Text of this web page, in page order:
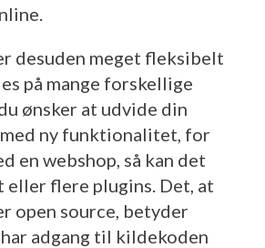
desuden meget fleksibelt
på mange forskellige
ønsker at udvide din
ny funktionalitet, for
en webshop, så kan det
eller flere plugins. Det, at
open source, betyder
har adgang til kildekoden